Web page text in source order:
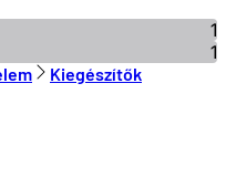
1
1
Kiegészítők